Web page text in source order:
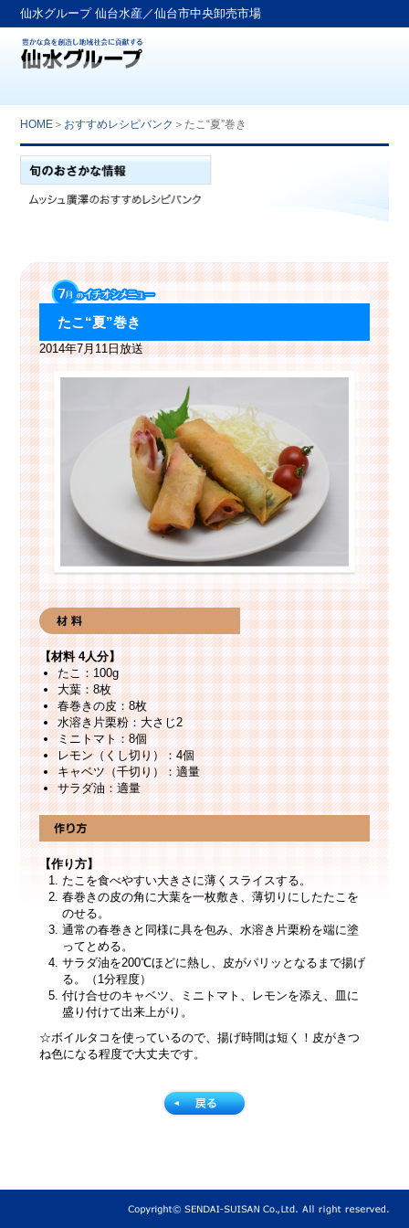
仙水グループ 仙台水産／仙台市中央卸売市場
HOME ＞ おすすめレシピバンク ＞たこ“夏”巻き
たこ“夏”巻き
2014年7月11日放送
【材料 4人分】
たこ：100g
大葉：8枚
春巻きの皮：8枚
水溶き片栗粉：大さじ2
ミニトマト：8個
レモン（くし切り）：4個
キャベツ（千切り）：適量
サラダ油：適量
【作り方】
たこを食べやすい大きさに薄くスライスする。
春巻きの皮の角に大葉を一枚敷き、薄切りにしたたこを
のせる。
通常の春巻きと同様に具を包み、水溶き片栗粉を端に塗
ってとめる。
サラダ油を200℃ほどに熱し、皮がパリッとなるまで揚げ
る。（1分程度）
付け合せのキャベツ、ミニトマト、レモンを添え、皿に
盛り付けて出来上がり。
☆ボイルタコを使っているので、揚げ時間は短く！皮がきつ
ね色になる程度で大丈夫です。